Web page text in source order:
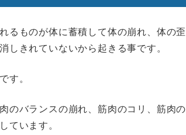
るものが体に蓄積して体の崩れ、体の歪
きれていないから起きる事です。
す。
のバランスの崩れ、筋肉のコリ、筋肉の
ています。